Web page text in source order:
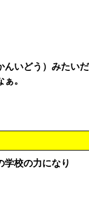
いどう）みたいだ
。
学校の力になり